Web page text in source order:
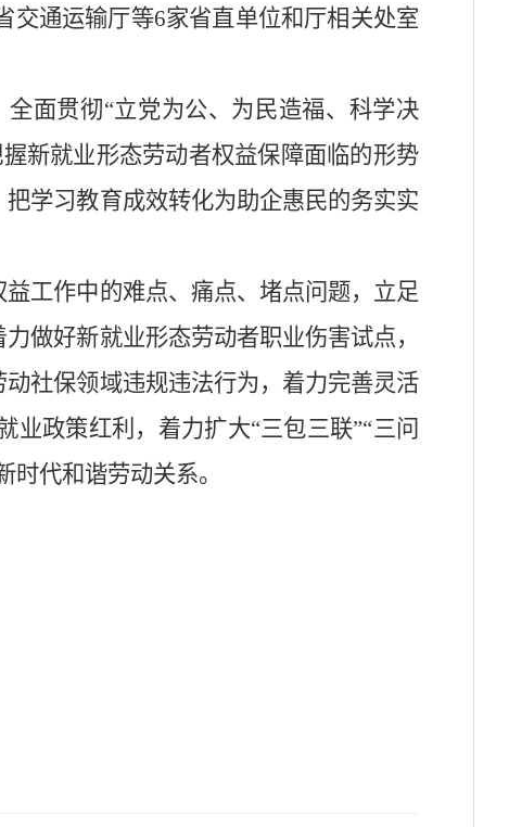
通运输厅等6家省直单位和厅相关处室
面贯彻“立党为公、为民造福、科学决
新就业形态劳动者权益保障面临的形势
学习教育成效转化为助企惠民的务实实
工作中的难点、痛点、堵点问题，立足
做好新就业形态劳动者职业伤害试点，
社保领域违规违法行为，着力完善灵活
政策红利，着力扩大“三包三联”“三问
代和谐劳动关系。